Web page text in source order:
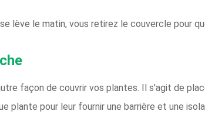
lève le matin, vous retirez le couvercle pour
façon de couvrir vos plantes. Il s'agit de
plante pour leur fournir une barrière et une